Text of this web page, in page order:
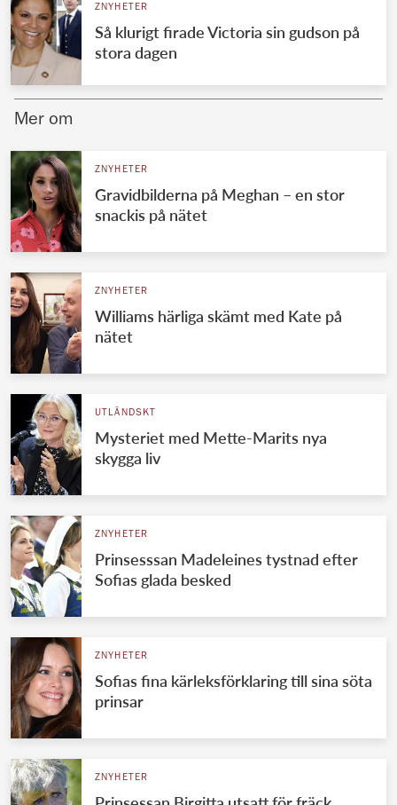
Thailändska kungahuset
Marockanska kungahuset
ZNYHETER
Så klurigt firade Victoria sin gudson på
stora dagen
Mer om
ZNYHETER
Gravidbilderna på Meghan – en stor
snackis på nätet
ZNYHETER
Williams härliga skämt med Kate på
nätet
UTLÄNDSKT
Mysteriet med Mette-Marits nya
skygga liv
ZNYHETER
Prinsesssan Madeleines tystnad efter
Sofias glada besked
ZNYHETER
Sofias fina kärleksförklaring till sina söta
prinsar
ZNYHETER